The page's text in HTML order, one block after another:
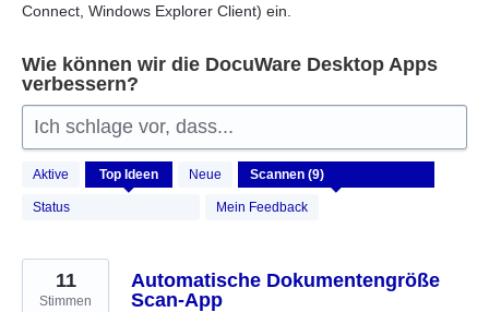
Connect, Windows Explorer Client) ein.
Wie können wir die DocuWare Desktop Apps
verbessern?
Ich schlage vor, dass...
Aktive Top Ideen Neue
Status Mein Feedback
gefundene
Ergebnisse
Automatische Dokumentengröße
Scan-App
11
Stimmen